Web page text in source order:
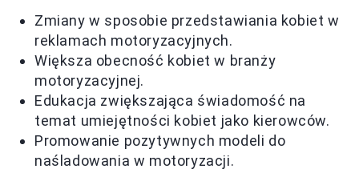
Zmiany w sposobie przedstawiania kobiet w
reklamach motoryzacyjnych.
Większa obecność kobiet w branży
motoryzacyjnej.
Edukacja zwiększająca świadomość na
temat umiejętności kobiet jako kierowców.
Promowanie pozytywnych modeli do
naśladowania w motoryzacji.